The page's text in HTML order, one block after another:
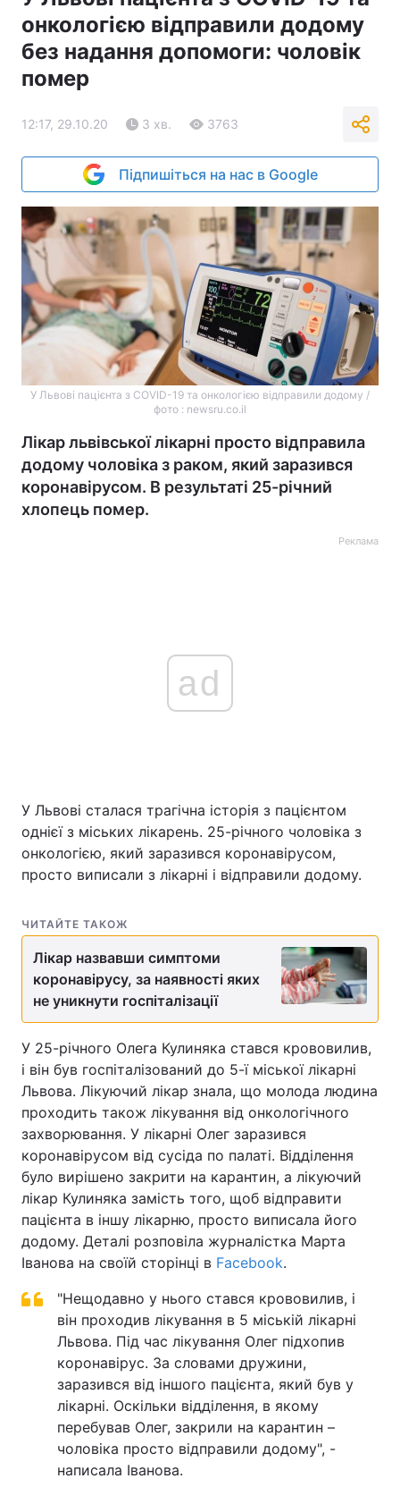
онкологією відправили додому
без надання допомоги: чоловік
помер
12:17, 29.10.20 3 хв. 3763
Підпишіться на нас в Google
У Львові пацієнта з COVID-19 та онкологією відправили додому /
фото : newsru.co.il
Лікар львівської лікарні просто відправила
додому чоловіка з раком, який заразився
коронавірусом. В результаті 25-річний
хлопець помер.
Реклама
ad
У Львові сталася трагічна історія з пацієнтом
однієї з міських лікарень. 25-річного чоловіка з
онкологією, який заразився коронавірусом,
просто виписали з лікарні і відправили додому.
ЧИТАЙТЕ ТАКОЖ
Лікар назвавши симптоми
коронавірусу, за наявності яких
не уникнути госпіталізації
У 25-річного Олега Кулиняка стався крововилив,
і він був госпіталізований до 5-ї міської лікарні
Львова. Лікуючий лікар знала, що молода людина
проходить також лікування від онкологічного
захворювання. У лікарні Олег заразився
коронавірусом від сусіда по палаті. Відділення
було вирішено закрити на карантин, а лікуючий
лікар Кулиняка замість того, щоб відправити
пацієнта в іншу лікарню, просто виписала його
додому. Деталі розповіла журналістка Марта
Іванова на своїй сторінці в Facebook.
"Нещодавно у нього стався крововилив, і
він проходив лікування в 5 міській лікарні
Львова. Під час лікування Олег підхопив
коронавірус. За словами дружини,
заразився від іншого пацієнта, який був у
лікарні. Оскільки відділення, в якому
перебував Олег, закрили на карантин –
чоловіка просто відправили додому", -
написала Іванова.